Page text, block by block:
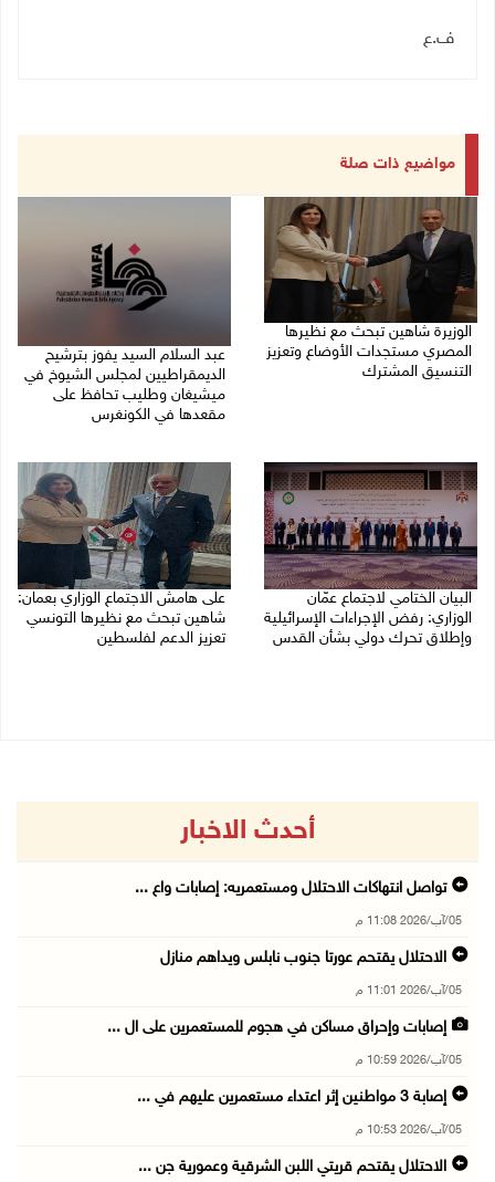
ف.ع
مواضيع ذات صلة
الوزيرة شاهين تبحث مع نظيرها
المصري مستجدات الأوضاع وتعزيز
التنسيق المشترك
عبد السلام السيد يفوز بترشيح
الديمقراطيين لمجلس الشيوخ في
ميشيغان وطليب تحافظ على
مقعدها في الكونغرس
البيان الختامي لاجتماع عمّان
الوزاري: رفض الإجراءات الإسرائيلية
وإطلاق تحرك دولي بشأن القدس
على هامش الاجتماع الوزاري بعمان:
شاهين تبحث مع نظيرها التونسي
تعزيز الدعم لفلسطين
أحدث الاخبار
تواصل انتهاكات الاحتلال ومستعمريه: إصابات واع ...
05/آب/2026 11:08 م
الاحتلال يقتحم عورتا جنوب نابلس ويداهم منازل
05/آب/2026 11:01 م
إصابات وإحراق مساكن في هجوم للمستعمرين على ال ...
05/آب/2026 10:59 م
إصابة 3 مواطنين إثر اعتداء مستعمرين عليهم في ...
05/آب/2026 10:53 م
الاحتلال يقتحم قريتي اللبن الشرقية وعمورية جن ...